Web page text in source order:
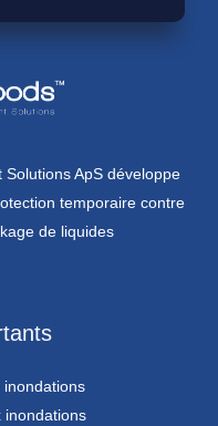
ApS développe
temporaire contre
de liquides
inondations
inondations